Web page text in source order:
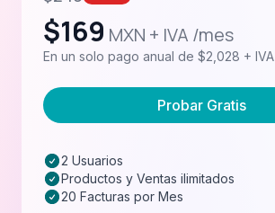
$169 MXN + IVA /mes
En un solo pago anual de $2,028 + IVA
Probar Gratis
2 Usuarios
Productos y Ventas ilimitados
20 Facturas por Mes